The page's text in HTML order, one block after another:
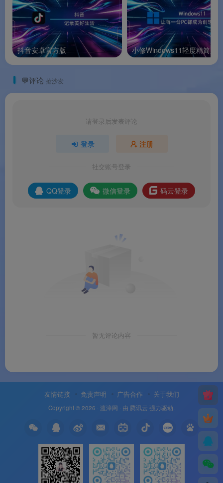
软件亮点
🌟 软件亮点
🏆 “中国版 Adobe”生态核心产品
国数字创意软件领域全球化程度高的 A 股上市公
近 20 年技术积淀：从 2006 年的转换小工具到
2026 年的 AI 一站式平台，持续迭代近 20 年
2026 AI 全面升级
块实现处理效率与输出质量的同步突破。
系统要求
注 ：万兴优转 12.0 版本起不再支持 32 位
Windows 系统。请确认系统为 64 位。
注 ：部分 AI 功能（如 AI 画质增强）依托云
抖音安卓官方版 小修Windows11轻度精简版
💬评论 抢沙发
请登录后发表评论
登录 注册
社交账号登录
QQ登录 微信登录 码云登录
暂无评论内容
友情链接 免责声明 广告合作 关于我们
Copyright © 2026 · 渡漳网 · 由 腾讯云 强力驱动.